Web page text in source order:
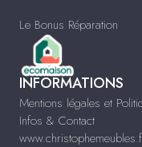
Le Bonus Réparation
INFORMATIONS
Mentions légales et
Infos & Contact